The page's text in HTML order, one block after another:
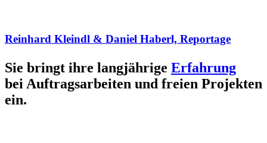
Reinhard Kleindl & Daniel Haberl, Reportage
Sie bringt ihre langjährige Erfahrung
bei Auftragsarbeiten und freien Projekten
ein.